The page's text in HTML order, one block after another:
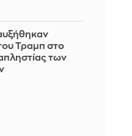
Τραμπ στο
των